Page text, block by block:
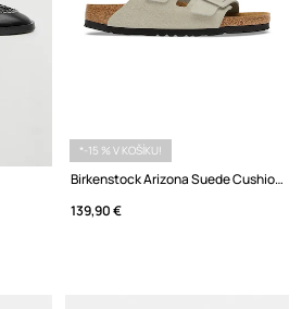
*-15 % V KOŠÍKU!
Birkenstock Arizona Suede Cushion Buckle šľapky dámske semišové
139,90 €